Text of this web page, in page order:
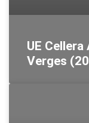
UE
Verges